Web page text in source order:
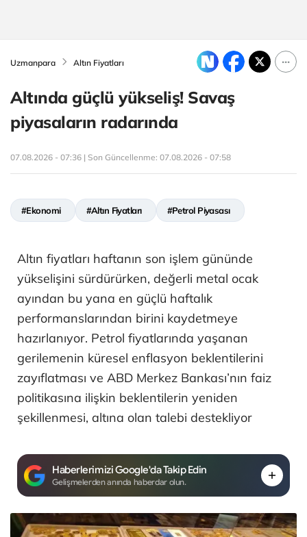
Uzmanpara Altın Fiyatları
Altında güçlü yükseliş! Savaş
piyasaların radarında
07.08.2026 - 07:36 | Son Güncellenme: 07.08.2026 - 07:58
#Ekonomi #Altın Fiyatları #Petrol Piyasası
Altın fiyatları haftanın son işlem gününde
yükselişini sürdürürken, değerli metal ocak
ayından bu yana en güçlü haftalık
performanslarından birini kaydetmeye
hazırlanıyor. Petrol fiyatlarında yaşanan
gerilemenin küresel enflasyon beklentilerini
zayıflatması ve ABD Merkez Bankası’nın faiz
politikasına ilişkin beklentilerin yeniden
şekillenmesi, altına olan talebi destekliyor
Haberlerimizi Google'da Takip Edin
Gelişmelerden anında haberdar olun.